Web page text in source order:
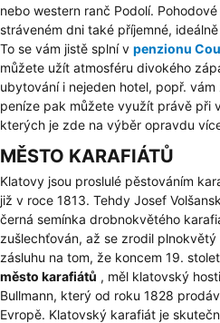
nebo western ranč Podolí.
stráveném dni také příjemné,
To se vám jistě splní v penzionu
můžete užít atmosféru divokého
ubytování i nejeden hotel, popř.
peníze pak můžete využít právě při
kterých je zde na výběr opravdu
MĚSTO KARAFIÁTŮ
Klatovy jsou proslulé pěstováním
již v roce 1813. Tehdy Josef
černá semínka drobnokvětého
zušlechťován, až se zrodil plnokvětý
zásluhu na tom, že koncem 19.
město karafiátů , měl klatovský
Bullmann, který od roku 1828
Evropě. Klatovský karafiát je